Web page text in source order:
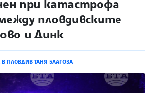
при катастрофа
пловдивските
и Динк
В ПЛОВДИВ ТАНЯ БЛАГОВА